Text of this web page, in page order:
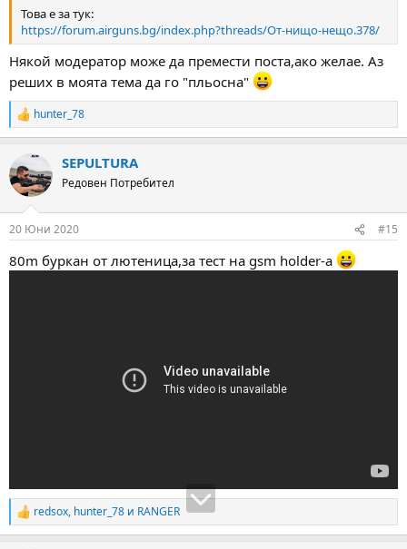
Това е за тук:
https://forum.airguns.bg/index.php?threads/От-нищо-нещо.378/
Някой модератор може да премести поста,ако желае. Аз
реших в моята тема да го "пльосна"
R
e
c
t
i
s
hunter_78
SEPULTURA
Редовен Потребител
20 Юни 2020 #15
80m буркан от лютеница,за тест на gsm holder-a
R
e
redsox, hunter_78 и RANGER